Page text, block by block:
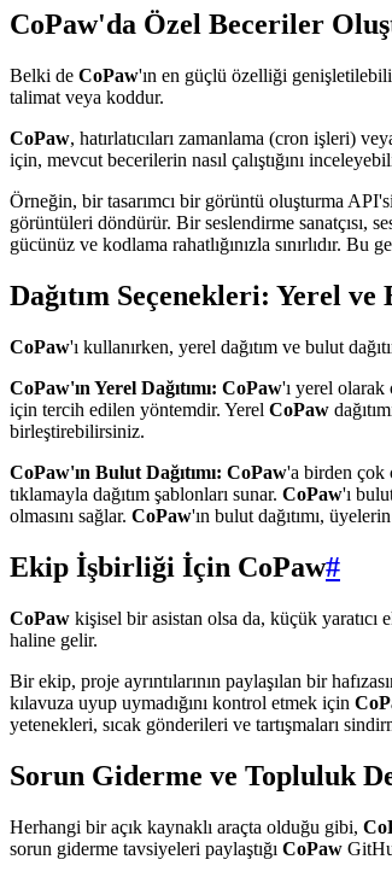
CoPaw'da Özel Beceriler
Belki de CoPaw'ın en güçlü özelliği
talimat veya koddur.
CoPaw, hatırlatıcıları zamanlama (cron işleri)
için, mevcut becerilerin nasıl çalıştığını
Örneğin, bir tasarımcı bir görüntü oluşturma
görüntüleri döndürür. Bir seslendirme sanatçısı,
gücünüz ve kodlama rahatlığınızla sınırlıdır. Bu
Dağıtım Seçenekleri: Yerel ve
CoPaw'ı kullanırken, yerel dağıtım ve bulut
CoPaw'ın Yerel Dağıtımı: CoPaw'ı yerel olarak
için tercih edilen yöntemdir. Yerel CoPaw
birleştirebilirsiniz.
CoPaw'ın Bulut Dağıtımı: CoPaw'a birden çok
tıklamayla dağıtım şablonları sunar. CoPaw'ı
olmasını sağlar. CoPaw'ın bulut dağıtımı,
Ekip İşbirliği İçin CoPaw#
CoPaw kişisel bir asistan olsa da, küçük yaratıcı
haline gelir.
Bir ekip, proje ayrıntılarının paylaşılan bir
kılavuza uyup uymadığını kontrol etmek için
yetenekleri, sıcak gönderileri ve tartışmaları
Sorun Giderme ve Topluluk
Herhangi bir açık kaynaklı araçta olduğu gibi,
sorun giderme tavsiyeleri paylaştığı CoPaw